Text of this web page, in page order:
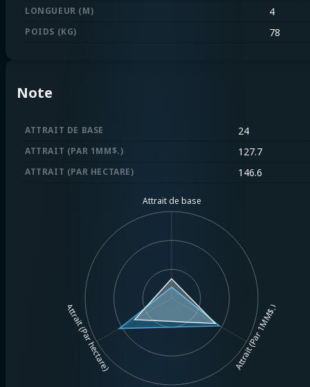
LONGUEUR (M) 4
POIDS (KG) 78
Note
ATTRAIT DE BASE 24
ATTRAIT (PAR 1MM$.) 127.7
ATTRAIT (PAR HECTARE) 146.6
Attrait de base
Attrait (Par 1MM$.)
Attrait (Par hectare)